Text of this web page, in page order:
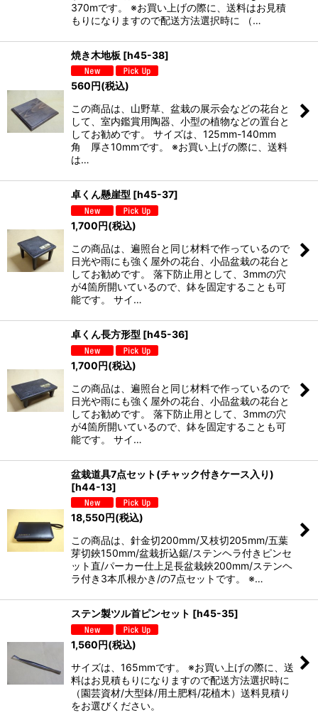
370mです。 ※お買い上げの際に、送料はお見積
もりになりますので配送方法選択時に （…
焼き木地板 [h45-38]
560円(税込)
この商品は、山野草、盆栽の展示会などの花台と
して、室内鑑賞用陶器、小型の植物などの置台と
してお勧めです。 サイズは、125mm-140mm
角 厚さ10mmです。 ※お買い上げの際に、送料
は…
卓くん懸崖型 [h45-37]
1,700円(税込)
この商品は、遍照台と同じ材料で作っているので
日光や雨にも強く屋外の花台、小品盆栽の花台と
してお勧めです。 落下防止用として、3mmの穴
が4箇所開いているので、鉢を固定することも可
能です。 サイ…
卓くん長方形型 [h45-36]
1,700円(税込)
この商品は、遍照台と同じ材料で作っているので
日光や雨にも強く屋外の花台、小品盆栽の花台と
してお勧めです。 落下防止用として、3mmの穴
が4箇所開いているので、鉢を固定することも可
能です。 サイ…
盆栽道具7点セット(チャック付きケース入り)
[h44-13]
18,550円(税込)
この商品は、針金切200mm/又枝切205mm/五葉
芽切鋏150mm/盆栽折込鋸/ステンヘラ付きピンセ
ット直/パーカー仕上足長盆栽鋏200mm/ステンヘ
ラ付き3本爪根かき/の7点セットです。 ※…
ステン製ツル首ピンセット [h45-35]
1,560円(税込)
サイズは、165mmです。 ※お買い上げの際に、送
料はお見積もりになりますので配送方法選択時に
（園芸資材/大型鉢/用土肥料/花植木）送料見積り
をお選びください。